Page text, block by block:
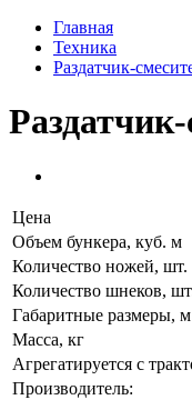
Главная
Техника
Раздатчик-
Цена
Объем бункера, куб. м
Количество ножей, шт.
Количество шнеков,
Габаритные размеры,
Масса, кг
Агрегатируется с
Производитель: